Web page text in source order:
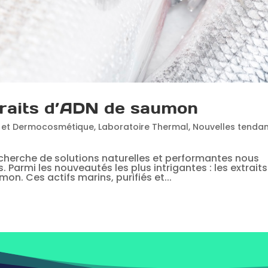
d’ADN de saumon
Dermocosmétique, Laboratoire Thermal, Nouvelles
de solutions naturelles et performantes nous
les nouveautés les plus intrigantes : les extraits
Ces actifs marins, purifiés et...